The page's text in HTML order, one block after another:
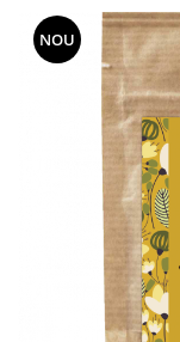
FRUCTE LA
OȚETURI ȘI SOSURI
FĂINĂ FĂRĂ GLUTEN
BĂUTURI / LAPTE
OREZ ȘI CEREALE
CREME ȘI PASTE
CONDIMENTE
CEAIURI GRECEȘTI
CIOCOLATĂ ȘI CACAO
NOU